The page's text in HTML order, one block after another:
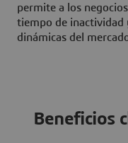
permite a los
tiempo de inactividad
dinámicas del
Beneficios